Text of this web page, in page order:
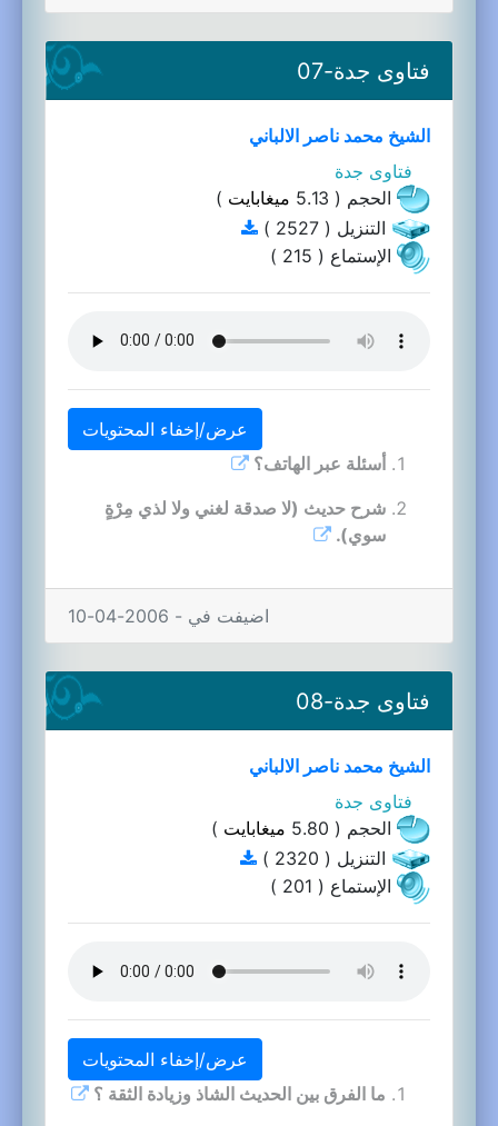
فتاوى جدة-07
الشيخ محمد ناصر الالباني
فتاوى جدة
الحجم ( 5.13
ميغابايت )
التنزيل ( 2527 )
الإستماع ( 215 )
عرض/إخفاء المحتويات
أسئلة عبر الهاتف؟
شرح حديث (لا صدقة لغني ولا لذي مِرْةٍ
سوي).
اضيفت في - 2006-04-10
فتاوى جدة-08
الشيخ محمد ناصر الالباني
فتاوى جدة
الحجم ( 5.80
ميغابايت )
التنزيل ( 2320 )
الإستماع ( 201 )
عرض/إخفاء المحتويات
ما الفرق بين الحديث الشاذ وزيادة الثقة ؟